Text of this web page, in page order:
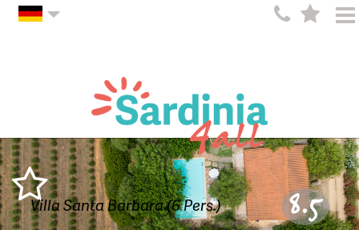
Villa Santa Barbara (6 Pers.) 8.5